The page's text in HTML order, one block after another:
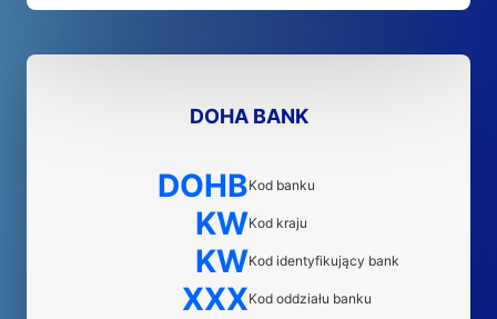
DOHA BANK
DOHBKod banku
KWKod kraju
KWKod identyfikujący bank
XXXKod oddziału banku